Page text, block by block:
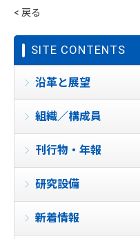
< 戻る
SITE CONTENTS
沿革と展望
組織／構成員
刊行物・年報
研究設備
新着情報